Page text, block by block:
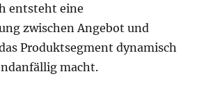
entsteht eine
zwischen Angebot und
Produktsegment dynamisch
macht.